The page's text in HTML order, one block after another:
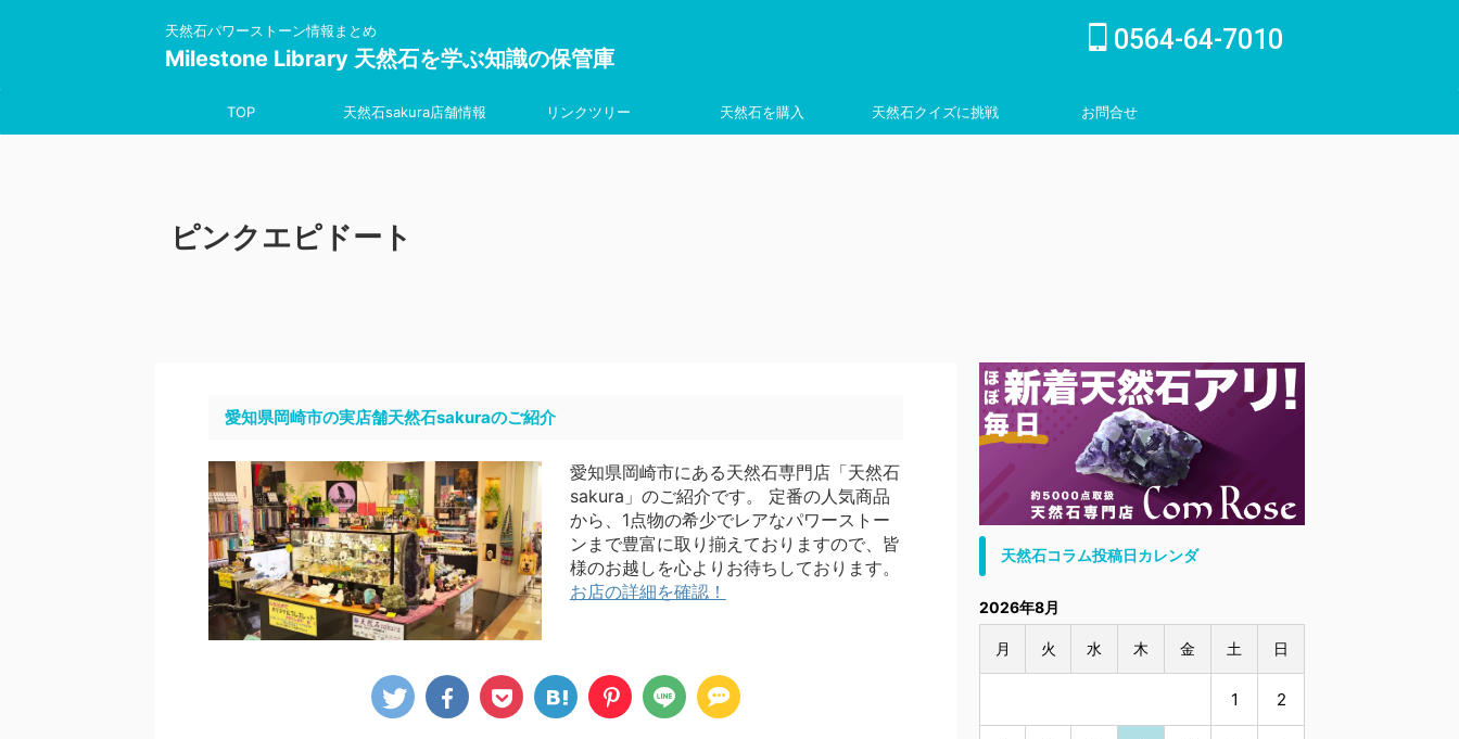
天然石パワーストーン情報まとめ
Milestone Library 天然石を学ぶ知識の保管庫
0564-64-7010
TOP 天然石sakura店舗情報 リンクツリー 天然石を購入 天然石クイズに挑戦 お問合せ
ピンクエピドート
愛知県岡崎市の実店舗天然石sakuraのご紹介
愛知県岡崎市にある天然石専門店「天然石
sakura」のご紹介です。 定番の人気商品
から、1点物の希少でレアなパワーストー
ンまで豊富に取り揃えておりますので、皆
様のお越しを心よりお待ちしております。
お店の詳細を確認！
天然石コラム投稿日カレンダ
2026年8月
月 火 水 木 金 土 日
1 2